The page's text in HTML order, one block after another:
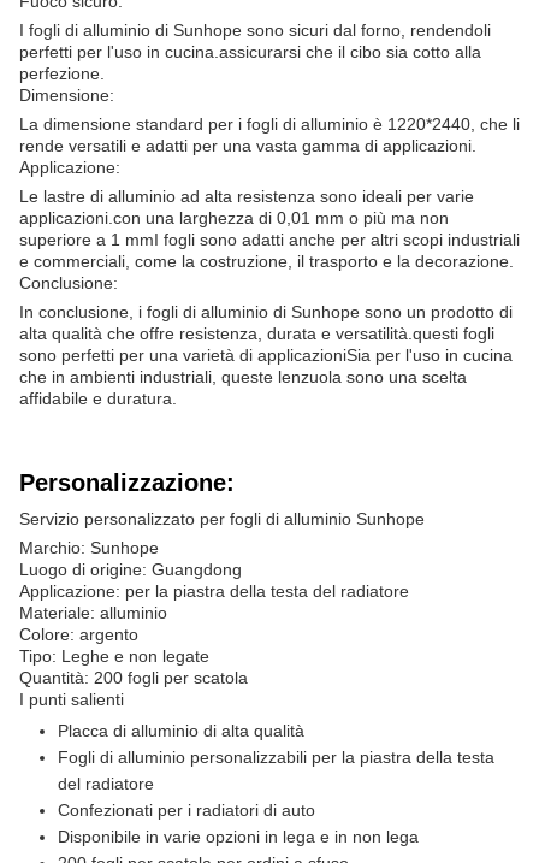
I fogli di alluminio di Sunhope sono sicuri dal forno, rendendoli
perfetti per l'uso in cucina.assicurarsi che il cibo sia cotto alla
perfezione.
Dimensione:
La dimensione standard per i fogli di alluminio è 1220*2440, che li
rende versatili e adatti per una vasta gamma di applicazioni.
Applicazione:
Le lastre di alluminio ad alta resistenza sono ideali per varie
applicazioni.con una larghezza di 0,01 mm o più ma non
superiore a 1 mmI fogli sono adatti anche per altri scopi industriali
e commerciali, come la costruzione, il trasporto e la decorazione.
Conclusione:
In conclusione, i fogli di alluminio di Sunhope sono un prodotto di
alta qualità che offre resistenza, durata e versatilità.questi fogli
sono perfetti per una varietà di applicazioniSia per l'uso in cucina
che in ambienti industriali, queste lenzuola sono una scelta
affidabile e duratura.
Personalizzazione:
Servizio personalizzato per fogli di alluminio Sunhope
Marchio: Sunhope
Luogo di origine: Guangdong
Applicazione: per la piastra della testa del radiatore
Materiale: alluminio
Colore: argento
Tipo: Leghe e non legate
Quantità: 200 fogli per scatola
I punti salienti
Placca di alluminio di alta qualità
Fogli di alluminio personalizzabili per la piastra della testa
del radiatore
Confezionati per i radiatori di auto
Disponibile in varie opzioni in lega e in non lega